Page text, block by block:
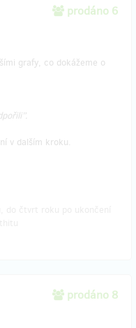
prodáno 6
grafy, co dokážeme o
v dalším kroku.
prodáno 8